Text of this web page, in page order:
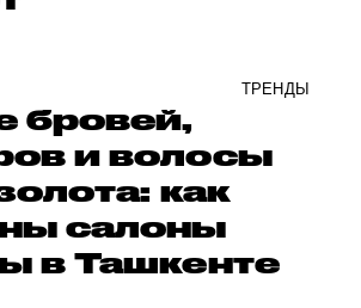
ТРЕНДЫ
бровей,
и волосы
как
салоны
в Ташкенте